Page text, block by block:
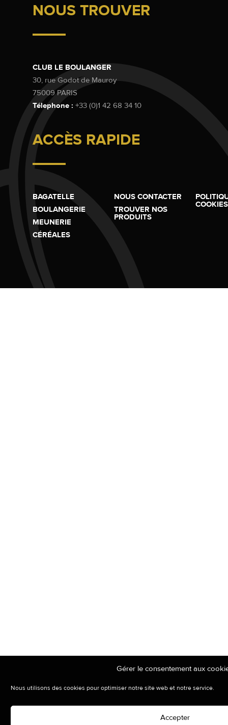
Gérer le consentement aux
Nous utilisons des cookies pour optimiser notre site web et notre service.
Accepter
NOUS TROUVER
CLUB LE BOULANGER
30, rue Godot de Mauroy
75009 PARIS
Télephone : +33 (0)1 42 68 34 10
ACCÈS RAPIDE
BAGATELLE
BOULANGERIE
MEUNERIE
CÉRÉALES
NOUS CONTACTER
TROUVER NOS
PRODUITS
COOKIES